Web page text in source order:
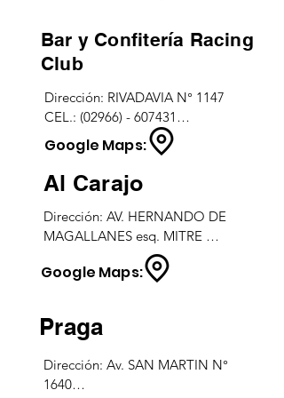
Bar y Confitería Racing
Club
Dirección: RIVADAVIA N° 1147
CEL.: (02966) - 607431
Horarios: TODOS LOS DIAS -
15:00 a 06:00 hs.
Google Maps:
Al Carajo
Google Maps:
Praga
Dirección: Av. SAN MARTIN N°
1640
Dirección: AV. HERNANDO DE
MAGALLANES esq. MITRE
TEL.: (02962) - 454234
Horarios: martes a domingos -